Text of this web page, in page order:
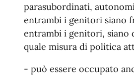
parasubordinati,
entrambi i genitori siano
entrambi i genitori, siano
quale misura di politica
- può essere occupato